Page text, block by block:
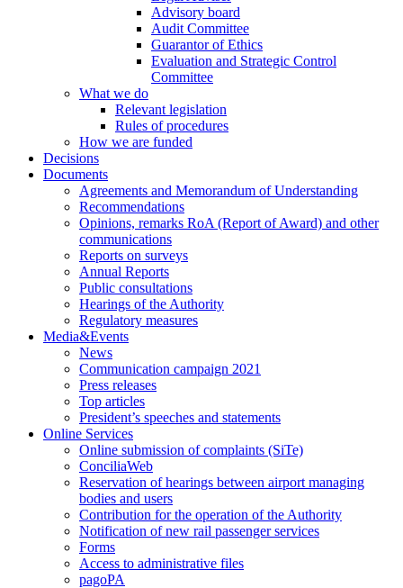
Advisory board
Audit Committee
Guarantor of Ethics
Evaluation and Strategic Control
Committee
What we do
Relevant legislation
Rules of procedures
How we are funded
Decisions
Documents
Agreements and Memorandum of Understanding
Recommendations
Opinions, remarks RoA (Report of Award) and other
communications
Reports on surveys
Annual Reports
Public consultations
Hearings of the Authority
Regulatory measures
Media&Events
News
Communication campaign 2021
Press releases
Top articles
President’s speeches and statements
Online Services
Online submission of complaints (SiTe)
ConciliaWeb
Reservation of hearings between airport managing
bodies and users
Contribution for the operation of the Authority
Notification of new rail passenger services
Forms
Access to administrative files
pagoPA